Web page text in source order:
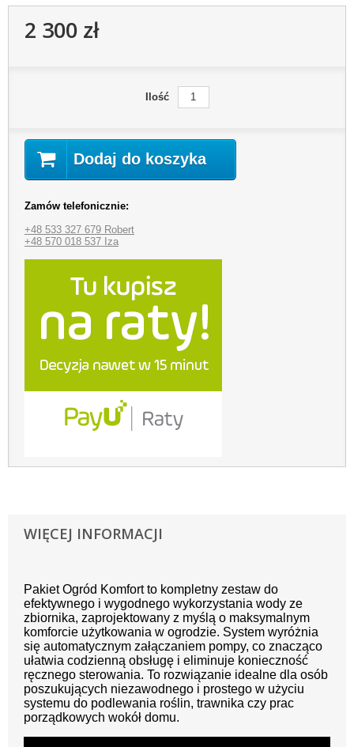
2 300 zł
Ilość
Dodaj do koszyka
Zamów telefonicznie:
+48 533 327 679 Robert
+48 570 018 537 Iza
WIĘCEJ INFORMACJI
Pakiet Ogród Komfort to kompletny zestaw do
efektywnego i wygodnego wykorzystania wody ze
zbiornika, zaprojektowany z myślą o maksymalnym
komforcie użytkowania w ogrodzie. System wyróżnia
się automatycznym załączaniem pompy, co znacząco
ułatwia codzienną obsługę i eliminuje konieczność
ręcznego sterowania. To rozwiązanie idealne dla osób
poszukujących niezawodnego i prostego w użyciu
systemu do podlewania roślin, trawnika czy prac
porządkowych wokół domu.